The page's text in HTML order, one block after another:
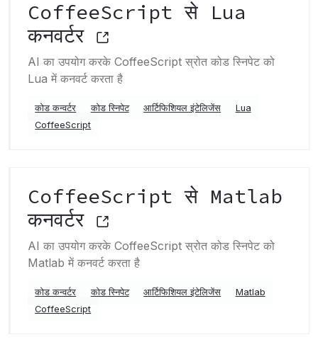
CoffeeScript से Lua
कनवर्टर
AI का उपयोग करके CoffeeScript स्रोत कोड स्निपेट को
Lua में कनवर्ट करता है
कोड कन्वर्टर कोड स्निपेट आर्टिफिशियल इंटेलिजेंस
Lua
CoffeeScript
CoffeeScript से Matlab
कनवर्टर
AI का उपयोग करके CoffeeScript स्रोत कोड स्निपेट को
Matlab में कनवर्ट करता है
कोड कन्वर्टर कोड स्निपेट आर्टिफिशियल इंटेलिजेंस
Matlab
CoffeeScript